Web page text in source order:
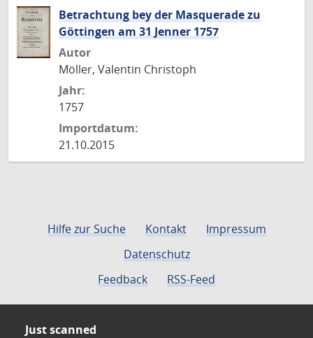
Betrachtung bey der Masquerade zu
Göttingen am 31 Jenner 1757
Autor
Möller, Valentin Christoph
Jahr:
1757
Importdatum:
21.10.2015
Hilfe zur Suche Kontakt
Impressum
Datenschutz
Feedback
RSS-Feed
Just scanned